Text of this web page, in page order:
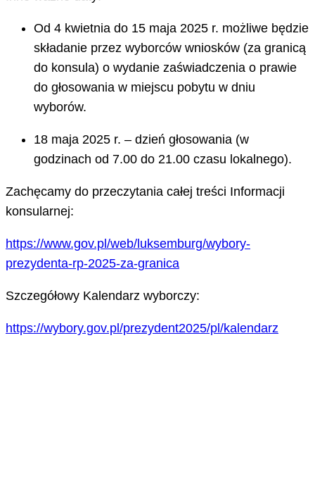
Od 4 kwietnia do 15 maja 2025 r. możliwe będzie
składanie przez wyborców wniosków (za granicą
do konsula) o wydanie zaświadczenia o prawie
do głosowania w miejscu pobytu w dniu
wyborów.
18 maja 2025 r. – dzień głosowania (w
godzinach od 7.00 do 21.00 czasu lokalnego).
Zachęcamy do przeczytania całej treści Informacji
konsularnej:
https://www.gov.pl/web/luksemburg/wybory-
prezydenta-rp-2025-za-granica
Szczegółowy Kalendarz wyborczy:
https://wybory.gov.pl/prezydent2025/pl/kalendarz